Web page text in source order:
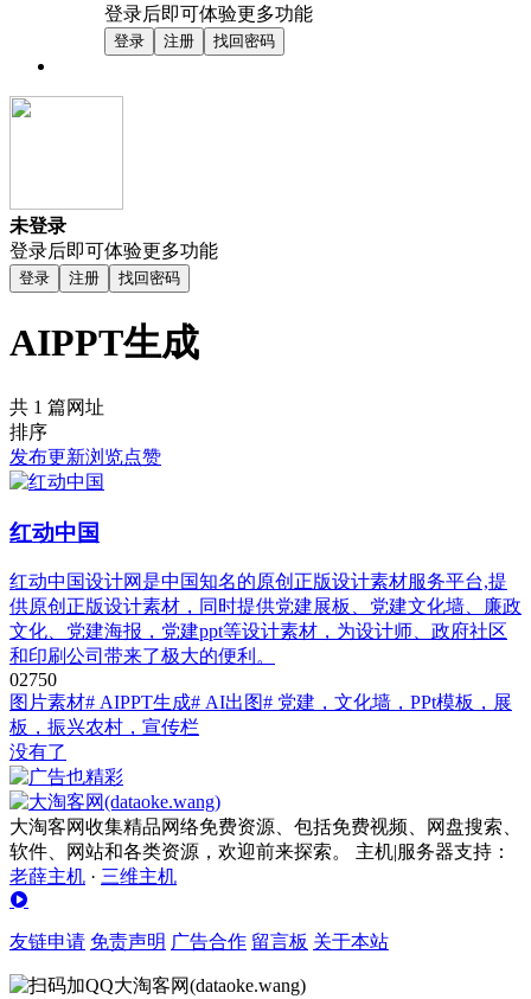
登录后即可体验更多功能
登录 注册 找回密码
未登录
登录后即可体验更多功能
登录 注册 找回密码
AIPPT生成
共 1 篇网址
排序
发布更新浏览点赞
红动中国
红动中国设计网是中国知名的原创正版设计素材服务平台,提
供原创正版设计素材，同时提供党建展板、党建文化墙、廉政
文化、党建海报，党建ppt等设计素材，为设计师、政府社区
和印刷公司带来了极大的便利。
02750
图片素材# AIPPT生成# AI出图# 党建，文化墙，PPt模板，展
板，振兴农村，宣传栏
没有了
大淘客网收集精品网络免费资源、包括免费视频、网盘搜索、
软件、网站和各类资源，欢迎前来探索。 主机|服务器支持：
老薛主机 · 三维主机
友链申请 免责声明 广告合作 留言板 关于本站